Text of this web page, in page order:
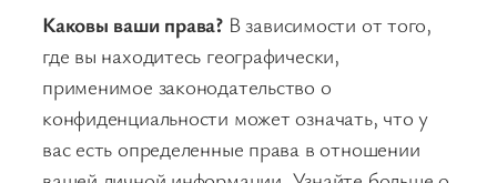
Каковы ваши права? В зависимости от того,
где вы находитесь географически,
применимое законодательство о
конфиденциальности может означать, что у
вас есть определенные права в отношении